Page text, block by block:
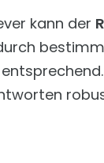
kann der